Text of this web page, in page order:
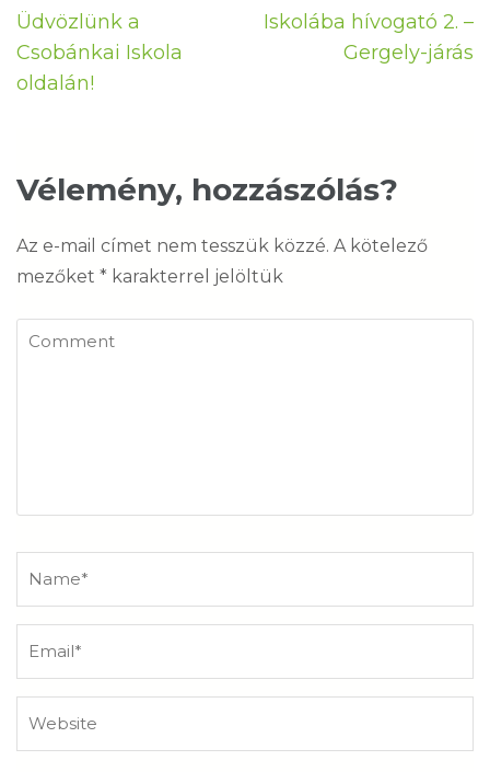
Bejegyzés
navigáció
Üdvözlünk a
Csobánkai Iskola
oldalán!
Iskolába hívogató 2. –
Gergely-járás
Vélemény, hozzászólás?
Az e-mail címet nem tesszük közzé. A kötelező
mezőket * karakterrel jelöltük
Comment